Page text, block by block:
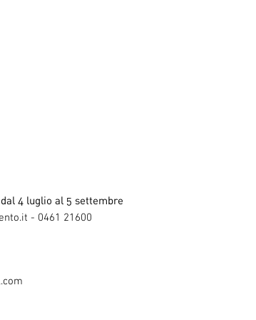
4 luglio al 5 settembre
- 0461 21600